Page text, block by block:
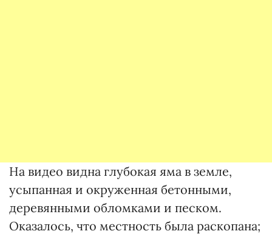
На видео видна глубокая яма в земле,
усыпанная и окруженная бетонными,
деревянными обломками и песком.
Оказалось, что местность была раскопана;